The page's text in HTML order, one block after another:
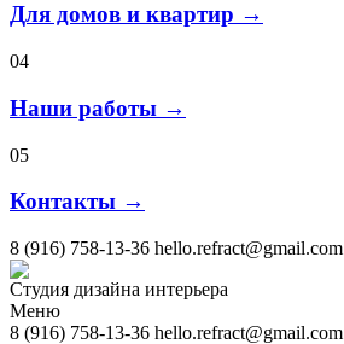
Для домов и квартир →
04
Наши работы →
05
Контакты →
8 (916) 758-13-36 hello.refract@gmail.com
Студия дизайна интерьера
Меню
8 (916) 758-13-36 hello.refract@gmail.com